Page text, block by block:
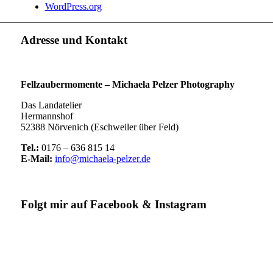
WordPress.org
Adresse und Kontakt
Fellzaubermomente –Michaela Pelzer Photography
Das Landatelier
Hermannshof
52388 Nörvenich (Eschweiler über Feld)
Tel.: 0176 – 636 815 14
E-Mail: info@michaela-pelzer.de
Folgt mir auf Facebook & Instagram